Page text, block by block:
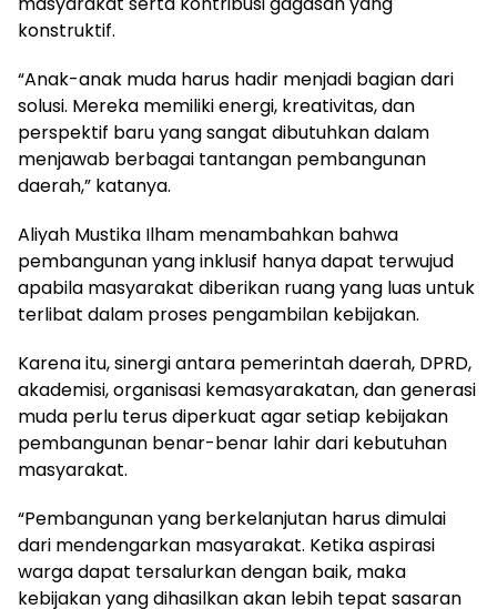
konstruktif.
“Anak-anak muda harus hadir menjadi bagian dari
solusi. Mereka memiliki energi, kreativitas, dan
perspektif baru yang sangat dibutuhkan dalam
menjawab berbagai tantangan pembangunan
daerah,” katanya.
Aliyah Mustika Ilham menambahkan bahwa
pembangunan yang inklusif hanya dapat terwujud
apabila masyarakat diberikan ruang yang luas untuk
terlibat dalam proses pengambilan kebijakan.
Karena itu, sinergi antara pemerintah daerah, DPRD,
akademisi, organisasi kemasyarakatan, dan generasi
muda perlu terus diperkuat agar setiap kebijakan
pembangunan benar-benar lahir dari kebutuhan
masyarakat.
“Pembangunan yang berkelanjutan harus dimulai
dari mendengarkan masyarakat. Ketika aspirasi
warga dapat tersalurkan dengan baik, maka
kebijakan yang dihasilkan akan lebih tepat sasaran